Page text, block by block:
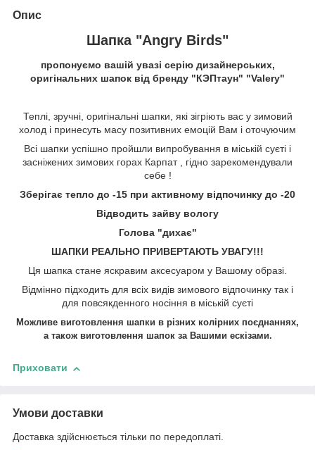
Опис
Шапка "Angry Birds"
пропонуємо вашій увазі серію дизайнерських,
оригінальних шапок від бренду "КЭПтаун" "Valery"
Теплі, зручні, оригінальні шапки, які зігріють вас у зимовий
холод і принесуть масу позитивних емоцій Вам і оточуючим
Всі шапки успішно пройшли випробування в міській суєті і
засніжених зимових горах Карпат , гідно зарекомендували
себе !
Зберігає тепло до -15 при активному відпочинку до -20
Відводить зайву вологу
Голова "дихає"
ШАПКИ РЕАЛЬНО ПРИВЕРТАЮТЬ УВАГУ!!!
Ця шапка стане яскравим аксесуаром у Вашому образі.
Відмінно підходить для всіх видів зимового відпочинку так і
для повсякденного носіння в міській суєті
Можливе виготовлення шапки в різних колірних поєднаннях,
а також виготовлення шапокза Вашими ескізами.
Приховати
Умови доставки
Доставка здійснюється тільки по передоплаті.